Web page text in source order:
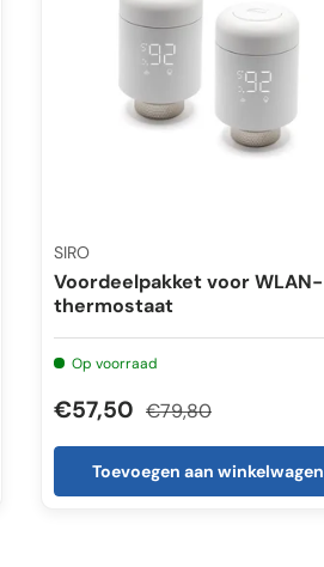
SIRO
Voordeelpakket voor WLAN-
thermostaat
Op voorraad
€57,50 €79,80
Toevoegen aan winkelwagen